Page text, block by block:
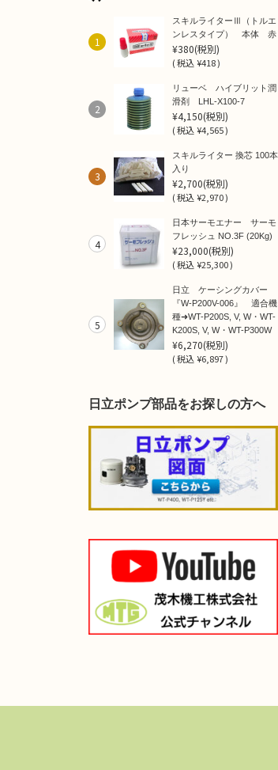
1
スキルライターⅢ（トルエ
ンレスタイプ） 本体 赤
¥380(税別)
(税込¥418 )
2
リューベ ハイブリット潤
滑剤 LHL-X100-7
¥4,150(税別)
(税込¥4,565 )
3
スキルライター 換芯 100本
入り
¥2,700(税別)
(税込¥2,970 )
4
日本サーモエナー サーモ
フレッシュ NO.3F (20Kg)
¥23,000(税別)
(税込¥25,300 )
5
日立 ケーシングカバー
『W-P200V-006』 適合機
種➜WT-P200S, V, W・WT-
K200S, V, W・WT-P300W
¥6,270(税別)
(税込¥6,897 )
日立ポンプ部品をお探しの方へ